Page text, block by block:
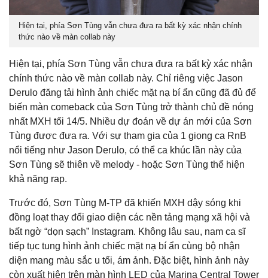
Hiện tại, phía Sơn Tùng vẫn chưa đưa ra bất kỳ xác nhận chính
thức nào về màn collab này
Hiện tại, phía Sơn Tùng vẫn chưa đưa ra bất kỳ xác nhận
chính thức nào về màn collab này. Chỉ riêng việc Jason
Derulo đăng tải hình ảnh chiếc mặt nạ bí ẩn cũng đã đủ để
biến màn comeback của Sơn Tùng trở thành chủ đề nóng
nhất MXH tối 14/5. Nhiều dự đoán về dự án mới của Sơn
Tùng được đưa ra. Với sự tham gia của 1 giọng ca RnB
nổi tiếng như Jason Derulo, có thể ca khúc lần này của
Sơn Tùng sẽ thiên về melody - hoặc Sơn Tùng thể hiện
khả năng rap.
Trước đó, Sơn Tùng M-TP đã khiến MXH dậy sóng khi
đồng loạt thay đổi giao diện các nền tảng mạng xã hội và
bất ngờ “dọn sạch” Instagram. Không lâu sau, nam ca sĩ
tiếp tục tung hình ảnh chiếc mặt nạ bí ẩn cùng bộ nhận
diện mang màu sắc u tối, ám ảnh. Đặc biệt, hình ảnh này
còn xuất hiện trên màn hình LED của Marina Central Tower